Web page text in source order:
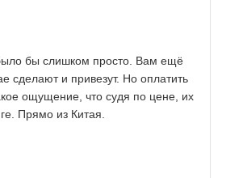
бы слишком просто. Вам ещё
сделают и привезут. Но оплатить
ощущение, что судя по цене, их
Прямо из Китая.